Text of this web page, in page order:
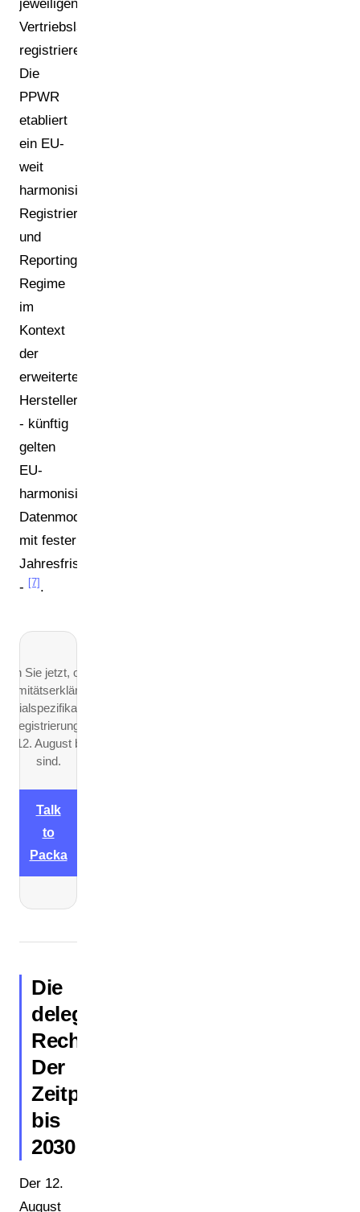
jeweiligen
Vertriebsländer
registrieren.
Die
PPWR
etabliert
ein EU-
weit
harmonisiertes
Registrierungs-
und
Reporting-
Regime
im
Kontext
der
erweiterten
Herstellerverantwortung
- künftig
gelten
EU-
harmonisierte
Datenmodelle
mit fester
Jahresfrist
- [7] .
Sie jetzt, ob Ihre
Registrierungen für
12. August bereit
sind.
Talk
to
Packa
Die
delegierten
Rechtsakte:
Der
Zeitplan
bis
2030
Der 12.
August